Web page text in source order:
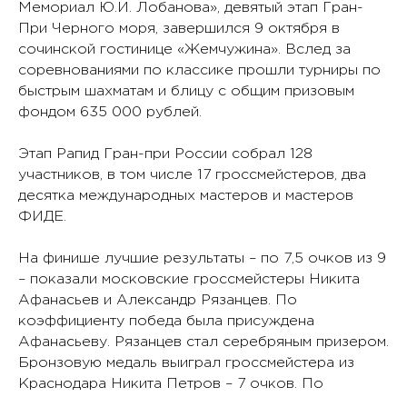
Мемориал Ю.И. Лобанова», девятый этап Гран-
При Черного моря, завершился 9 октября в
сочинской гостинице «Жемчужина». Вслед за
соревнованиями по классике прошли турниры по
быстрым шахматам и блицу с общим призовым
фондом 635 000 рублей.
Этап Рапид Гран-при России собрал 128
участников, в том числе 17 гроссмейстеров, два
десятка международных мастеров и мастеров
ФИДЕ.
На финише лучшие результаты – по 7,5 очков из 9
– показали московские гроссмейстеры Никита
Афанасьев и Александр Рязанцев. По
коэффициенту победа была присуждена
Афанасьеву. Рязанцев стал серебряным призером.
Бронзовую медаль выиграл гроссмейстера из
Краснодара Никита Петров – 7 очков. По